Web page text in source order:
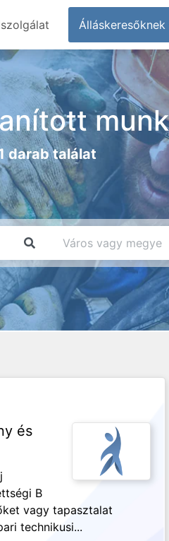
Álláskeresőknek
darab találat
és
B
vagy tapasztalat
technikusi...